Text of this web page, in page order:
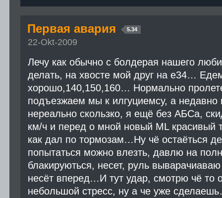
Первая авария 5.34
22-Okt-2009
Лечу как обычно с болдерая нашего
делать, на хвосте мой друг на е34…
хорошо,140,150,160… Нормально
подъезжаем мы к илгуциемсу, а
нереально скользко, я ещё без АБСа,
км/ч и перед о мной новый ML красивый
как дал по тормозам…Ну чё остаёться
попытаться можно влезть, давлю на
блакируються, несет, руль
несёт вперед…И тут удар, смотрю чё то
небольшой стресс, ну а че уже